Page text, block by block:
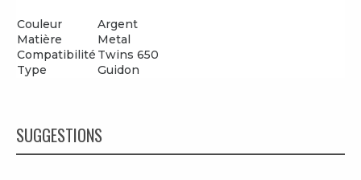
Couleur
Argent
Matière
Metal
Compatibilité Twins 650
Type
Guidon
SUGGESTIONS